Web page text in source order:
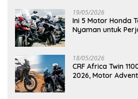
19/05/2026
Ini 5 Motor Honda
Nyaman untuk
18/05/2026
CRF Africa Twin
2026, Motor